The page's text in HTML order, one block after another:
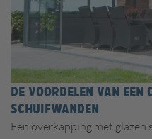
DE VOORDELEN VAN EEN
SCHUIFWANDEN
Een overkapping met